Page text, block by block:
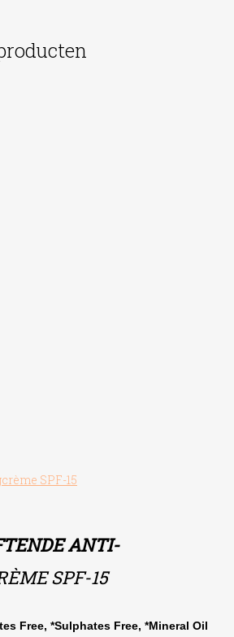
SPF-15
ANTI-
SPF-15
Free, *Sulphates Free, *Mineral Oil